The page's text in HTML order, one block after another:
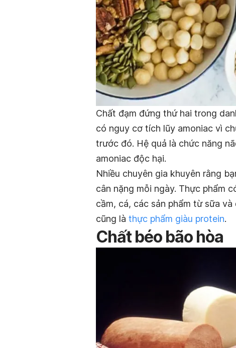
Chất đạm đứng thứ hai trong
có nguy cơ tích lũy amoniac vì
trước đó. Hệ quả là chức năng
amoniac độc hại.
Nhiều chuyên gia khuyên rằng
cân nặng mỗi ngày. Thực phẩm
cầm, cá, các sản phẩm từ sữa và
cũng là thực phẩm giàu protein.
Chất béo bão hòa